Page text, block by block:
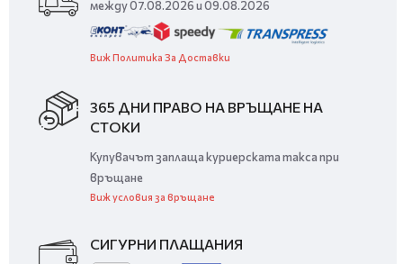
между 07.08.2026 и 09.08.2026
Виж Политика За Доставки
365 ДНИ ПРАВО НА ВРЪЩАНЕ НА
СТОКИ
Купувачът заплаща куриерската такса при
връщане
Виж условия за връщане
СИГУРНИ ПЛАЩАНИЯ